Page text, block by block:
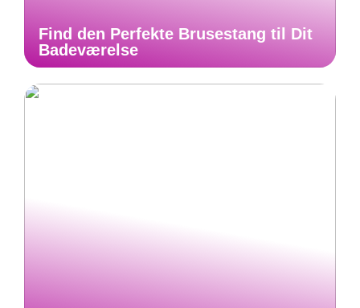
Find den Perfekte Brusestang til Dit
Badeværelse